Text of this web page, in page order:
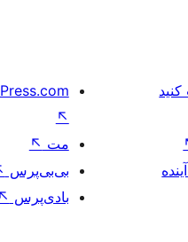
↖
مت ↖
بی‌بی‌پرس
بادی‌پرس